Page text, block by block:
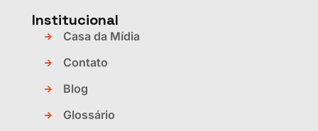
Institucional
Casa da Mídia
Contato
Blog
Glossário